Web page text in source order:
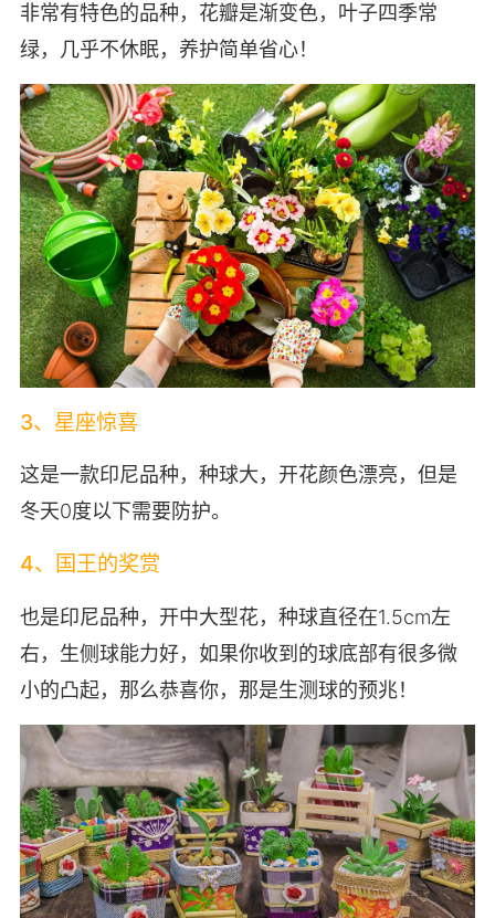
非常有特色的品种，花瓣是渐变色，叶子四季常
绿，几乎不休眠，养护简单省心！
3、星座惊喜
这是一款印尼品种，种球大，开花颜色漂亮，但是
冬天0度以下需要防护。
4、国王的奖赏
也是印尼品种，开中大型花，种球直径在1.5cm左
右，生侧球能力好，如果你收到的球底部有很多微
小的凸起，那么恭喜你，那是生测球的预兆！